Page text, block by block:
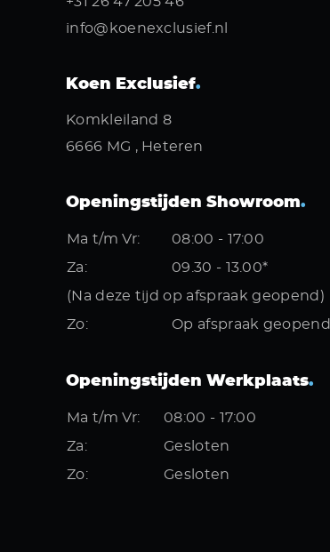
info@koenexclusief.nl
Koen Exclusief.
Komkleiland 8
6666 MG , Heteren
Openingstijden Showroom.
Ma t/m Vr:
08:00 - 17:00
Za:
09.30 - 13.00*
(Na deze tijd op afspraak geopend)
Zo:
Op afspraak geopend
Openingstijden Werkplaats.
Ma t/m Vr:
08:00 - 17:00
Za:
Gesloten
Zo:
Gesloten